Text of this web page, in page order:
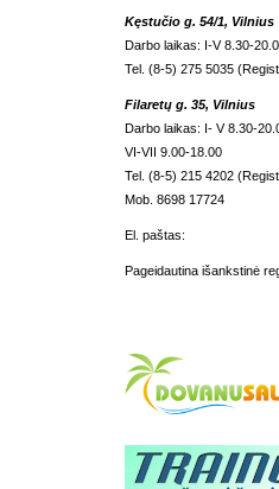
Kęstučio g. 54/1, Vilnius
Darbo laikas: I-V 8.30-
Tel. (8-5) 275 5035
Filaretų g. 35, Vilnius
Darbo laikas: I- V 8.30-
VI-VII 9.00-18.00
Tel. (8-5) 215 4202
Mob. 8698 17724
El. paštas:
Pageidautina išankstinė